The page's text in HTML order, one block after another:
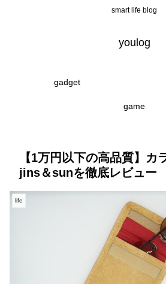
smart life blog
youlog
gadget
game
【1万円以下の高品質】カ
jins＆sunを徹底レビュー
life